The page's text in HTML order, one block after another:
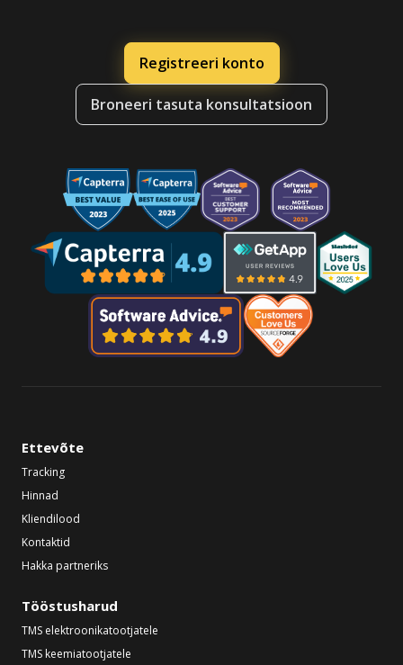
Registreeri konto
Broneeri tasuta konsultatsioon
Ettevõte
Tracking
Hinnad
Kliendilood
Kontaktid
Hakka partneriks
Tööstusharud
TMS elektroonikatootjatele
TMS keemiatootjatele